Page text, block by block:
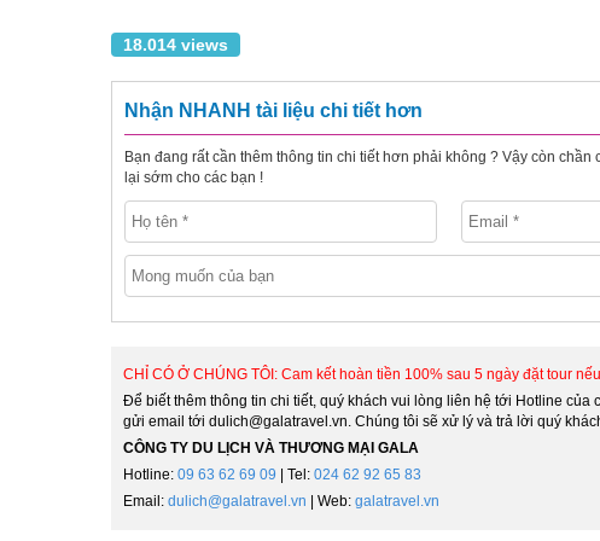
18.014 views
Nhận NHANH tài liệu chi tiết hơn
Bạn đang rất cần thêm thông tin chi tiết hơn phải không ? Vậy còn
lại sớm cho các bạn !
CHỈ CÓ Ở CHÚNG TÔI: Cam kết hoàn tiền 100% sau 5 ngày đặt tour
Để biết thêm thông tin chi tiết, quý khách vui lòng liên hệ tới Hotline của
gửi email tới dulich@galatravel.vn. Chúng tôi sẽ xử lý và trả lời quý
CÔNG TY DU LỊCH VÀ THƯƠNG MẠI GALA
Hotline: 09 63 62 69 09 | Tel: 024 62 92 65 83
Email: dulich@galatravel.vn | Web: galatravel.vn